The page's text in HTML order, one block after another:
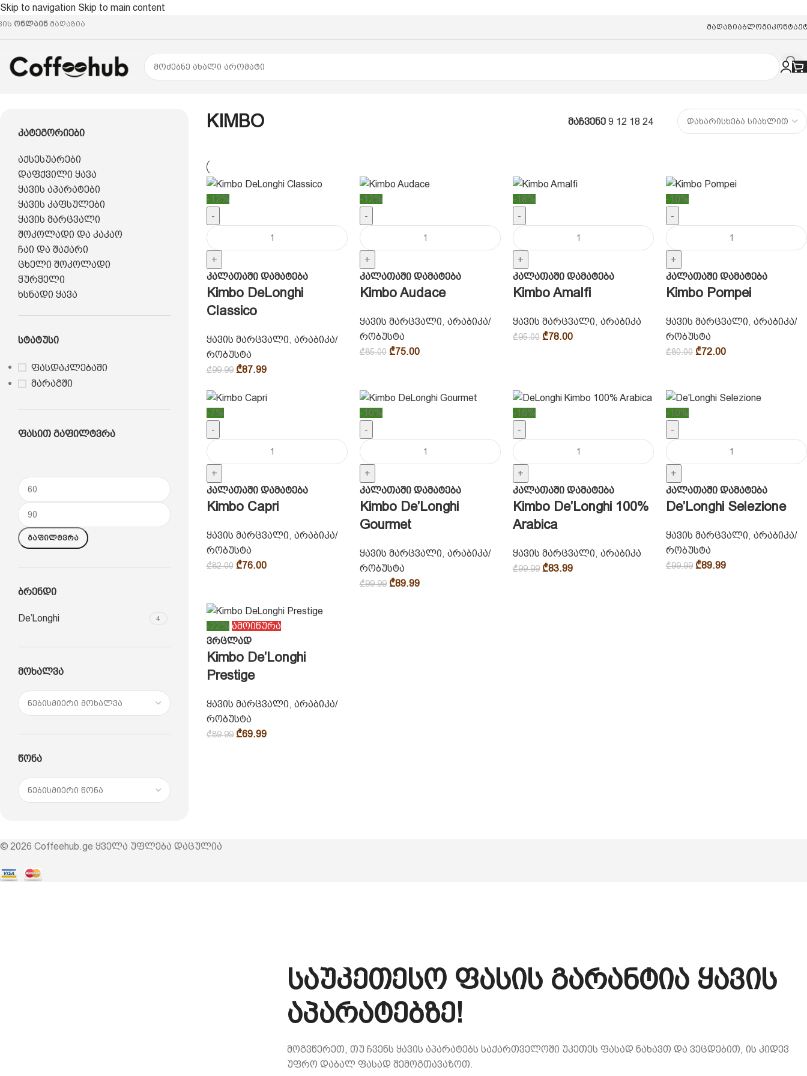
Skip to navigation Skip to main content
ონლაინ მაღაზია ᲛაღაზიაᲑლოგი
Კატეგორიები
აქსესუარები
დაფქვილი ყავა
ყავის აპარატები
ყავის კაფსულები
ყავის მარცვალი
შოკოლადი და კაკაო
ჩაი და შაქარი
ცხელი შოკოლადი
ჭურჭელი
ხსნადი ყავა
Სტატუსი
ფასდაკლებაში
მარაგში
Ფასით Გაფილტვრა
Გაფილტვრა
Ბრენდი
De’Longhi 4
Მოხალვა
Წონა
KIMBO მაჩვენე 9 12 18 24
-12%
-
+
კალათაში დამატება
Kimbo DeLonghi
Classico
ყავის მარცვალი, არაბიკა/
რობუსტა
₾99.99 ₾87.99
-12%
-
+
კალათაში დამატება
Kimbo Audace
ყავის მარცვალი, არაბიკა/
რობუსტა
₾85.00 ₾75.00
-18%
-
+
კალათაში დამატება
Kimbo Amalfi
ყავის მარცვალი, არაბიკა
₾95.00 ₾78.00
-10%
-
+
კალათაში დამატება
Kimbo Pompei
ყავის მარცვალი, არაბიკა/
რობუსტა
₾80.00 ₾72.00
-7%
-
+
კალათაში დამატება
Kimbo Capri
ყავის მარცვალი, არაბიკა/
რობუსტა
₾82.00 ₾76.00
-10%
-
+
კალათაში დამატება
Kimbo De’Longhi
Gourmet
ყავის მარცვალი, არაბიკა/
რობუსტა
₾99.99 ₾89.99
-16%
-
+
კალათაში დამატება
Kimbo De’Longhi 100%
Arabica
ყავის მარცვალი, არაბიკა
₾99.99 ₾83.99
-10%
-
+
კალათაში დამატება
De’Longhi Selezione
ყავის მარცვალი, არაბიკა/
რობუსტა
₾99.99 ₾89.99
-22% ამოიწურა
ვრცლად
Kimbo De’Longhi
Prestige
ყავის მარცვალი, არაბიკა/
რობუსტა
₾89.99 ₾69.99
© 2026 Coffeehub.ge ყველა უფლება დაცულია
საუკეთესო ფასის გარანტია ყავის
აპარატებზე!
მოგვწერეთ, თუ ჩვენს ყავის აპარატებს საქართველოში უკეთეს ფასად ნახავთ და ვეცდებით, ის კიდევ
უფრო დაბალ ფასად შემოგთავაზოთ.